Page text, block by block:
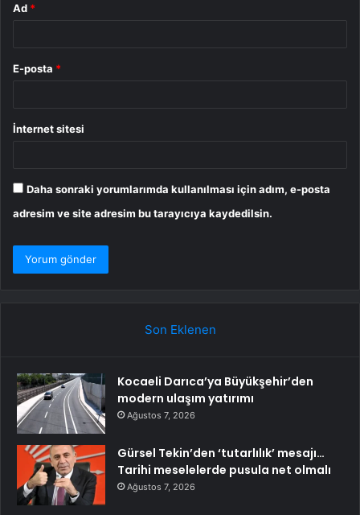
Ad *
E-posta *
İnternet sitesi
Daha sonraki yorumlarımda kullanılması için adım, e-posta
adresim ve site adresim bu tarayıcıya kaydedilsin.
Son Eklenen
Kocaeli Darıca’ya Büyükşehir’den
modern ulaşım yatırımı
Ağustos 7, 2026
Gürsel Tekin’den ‘tutarlılık’ mesajı…
Tarihi meselelerde pusula net olmalı
Ağustos 7, 2026